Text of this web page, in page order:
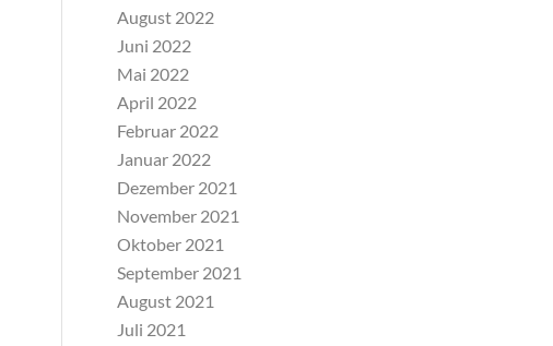
August 2022
Juni 2022
Mai 2022
April 2022
Februar 2022
Januar 2022
Dezember 2021
November 2021
Oktober 2021
September 2021
August 2021
Juli 2021